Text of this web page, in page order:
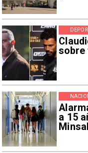
sobre
a 15
Minsal